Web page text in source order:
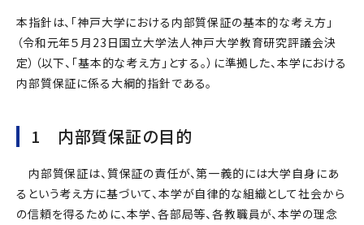
本指針は、「神戸大学における内部質保証の基本的な考え方」
（令和元年５月23日国立大学法人神戸大学教育研究評議会決
定）（以下、「基本的な考え方」とする。）に準拠した、本学における
内部質保証に係る大綱的指針である。
1 内部質保証の目的
内部質保証は、質保証の責任が、第一義的には大学自身にあ
るという考え方に基づいて、本学が自律的な組織として社会から
の信頼を得るために、本学、各部局等、各教職員が、本学の理念